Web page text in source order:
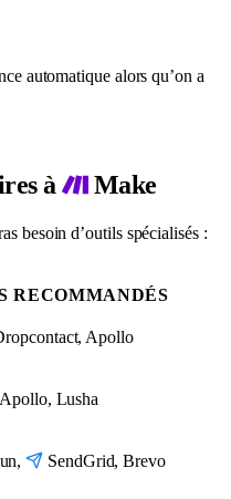
automatique alors qu’on a
à Make
besoin d’outils spécialisés :
RECOMMANDÉS
Apollo
Lusha
SendGrid, Brevo